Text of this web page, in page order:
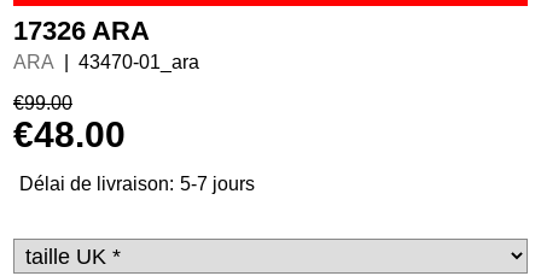
17326 ARA
ARA
43470-01_ara
€99.00
€48.00
Délai de livraison: 5-7 jours